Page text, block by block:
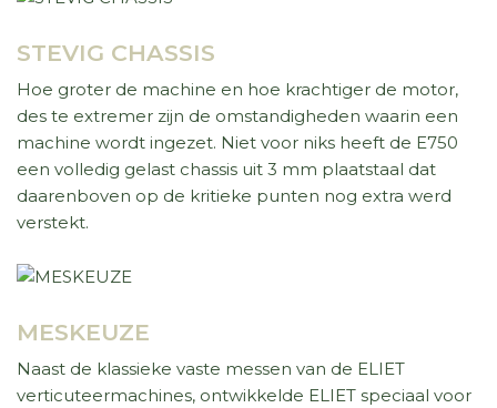
STEVIG CHASSIS
Hoe groter de machine en hoe krachtiger de motor,
des te extremer zijn de omstandigheden waarin een
machine wordt ingezet. Niet voor niks heeft de E750
een volledig gelast chassis uit 3 mm plaatstaal dat
daarenboven op de kritieke punten nog extra werd
verstekt.
MESKEUZE
Naast de klassieke vaste messen van de ELIET
verticuteermachines, ontwikkelde ELIET speciaal voor